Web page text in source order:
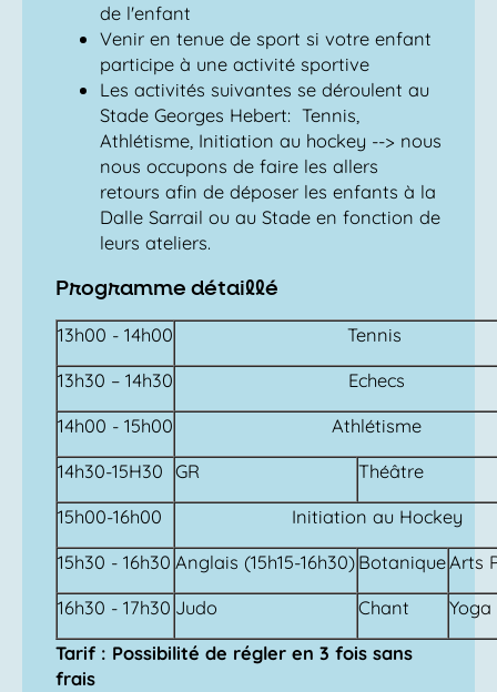
de l'enfant
Venir en tenue de sport si votre enfant
participe à une activité sportive
Les activités suivantes se déroulent au
Stade Georges Hebert: Tennis,
Athlétisme, Initiation au hockey --> nous
nous occupons de faire les allers
retours afin de déposer les enfants à la
Dalle Sarrail ou au Stade en fonction de
leurs ateliers.
Programme détaillé
13h00 - 14h00
Tennis
13h30 – 14h30
Echecs
14h00 - 15h00
Athlétisme
14h30-15H30 GR
Théâtre
15h00-16h00
Initiation au Hockey
15h30 - 16h30 Anglais (15h15-16h30)BotaniqueArts
16h30 - 17h30 Judo Chant
Yoga
Tarif : Possibilité de régler en 3 fois sans
frais